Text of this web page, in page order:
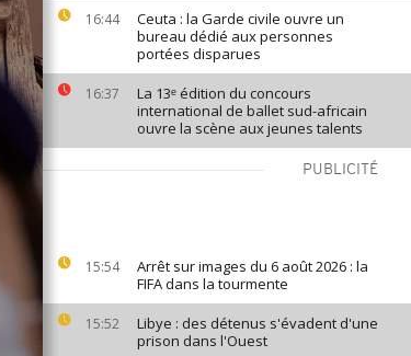
16:44
Ceuta : la Garde civile ouvre un
bureau dédié aux personnes
portées disparues
16:37
La 13ᵉ édition du concours
international de ballet sud-africain
ouvre la scène aux jeunes talents
PUBLICITÉ
15:54
Arrêt sur images du 6 août 2026 : la
FIFA dans la tourmente
15:52
Libye : des détenus s'évadent d'une
prison dans l'Ouest